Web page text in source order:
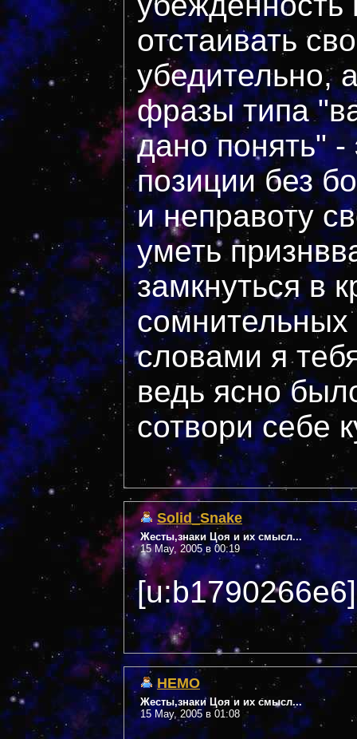
отстаивать
убедительно,
фразы типа
дано понять" -
позиции без
и неправоту
уметь
замкнуться в
словами я
ведь ясно
сотвори себе
Solid_Snake
Жесты,знаки Цоя и их смысл...
15 May, 2005 в 00:19
НЕМО
Жесты,знаки Цоя и их смысл...
15 May, 2005 в 01:08